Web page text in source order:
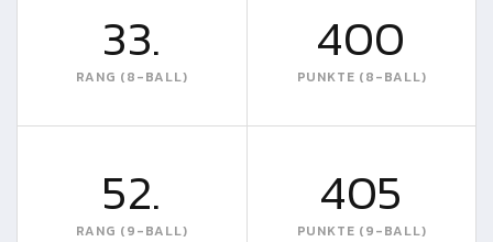
33.
RANG (8-BALL)
400
PUNKTE (8-BALL)
52.
RANG (9-BALL)
405
PUNKTE (9-BALL)